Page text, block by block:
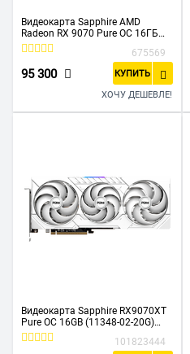
Видеокарта Sapphire AMD
Radeon RX 9070 Pure OC 16ГБ
(11349-02-20G), GDDR6, OC, Ret
675569
95 300 КУПИТЬ
ХОЧУ ДЕШЕВЛЕ!
Видеокарта Sapphire RX9070XT
Pure OC 16GB (11348-02-20G)
GDDR6 256bit 2xDP 2xHDMI 3Fan
101823444